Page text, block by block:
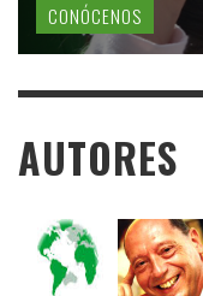
CONÓCENOS
AUTORES